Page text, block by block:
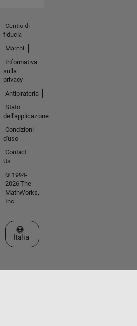
Centro di
fiducia
Marchi
Informativa
sulla
privacy
Antipirateria
Stato
dell'applicazione
Condizioni
d'uso
Contact
Us
© 1994-
2026 The
MathWorks,
Inc.
Seleziona un sito web
Italia